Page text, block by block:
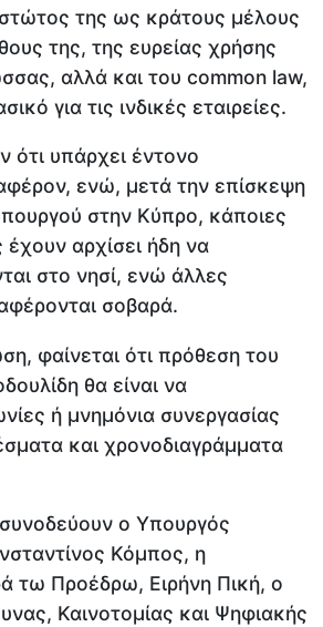
της ως κράτους μέλους
της, της ευρείας χρήσης
αλλά και του common law,
για τις ινδικές εταιρείες.
ότι υπάρχει έντονο
ενώ, μετά την επίσκεψη
στην Κύπρο, κάποιες
έχουν αρχίσει ήδη να
στο νησί, ενώ άλλες
σοβαρά.
φαίνεται ότι πρόθεση του
θα είναι να
ή μνημόνια συνεργασίας
και χρονοδιαγράμματα
ο Υπουργός
Κόμπος, η
τω Προέδρω, Ειρήνη Πική, ο
Καινοτομίας και Ψηφιακής